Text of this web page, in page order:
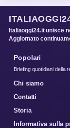
Italiaoggi24.it unisce
Aggiornato
Popolari
Briefing quotidiani della
Chi siamo
Contatti
Storia
Informativa sulla